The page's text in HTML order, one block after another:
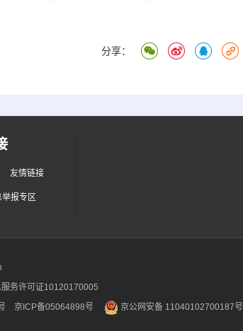
分享：
友情链接
报专区
务许可证10120170005
京ICP备05064898号 京公网安备 11040102700187号